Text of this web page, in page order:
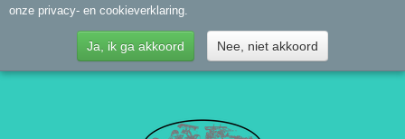
onze privacy- en cookieverklaring.
Ja, ik ga akkoord Nee, niet akkoord